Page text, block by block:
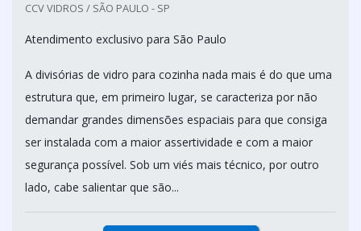
CCV VIDROS / SÃO PAULO - SP
Atendimento exclusivo para São Paulo
A divisórias de vidro para cozinha nada mais é do que uma
estrutura que, em primeiro lugar, se caracteriza por não
demandar grandes dimensões espaciais para que consiga
ser instalada com a maior assertividade e com a maior
segurança possível. Sob um viés mais técnico, por outro
lado, cabe salientar que são...